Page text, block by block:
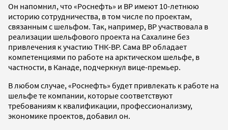
Он напомнил, что «Роснефть» и BP имеют 10-летнюю
историю сотрудничества, в том числе по проектам,
связанным с шельфом. Так, например, BP участвовала в
реализации шельфового проекта на Сахалине без
привлечения к участию ТНК-ВР. Сама ВР обладает
компетенциями по работе на арктическом шельфе, в
частности, в Канаде, подчеркнул вице-премьер.
В любом случае, «Роснефть» будет привлекать к работе на
шельфе те компании, которые соответствуют
требованиям к квалификации, профессионализму,
экономике проектов, добавил он.